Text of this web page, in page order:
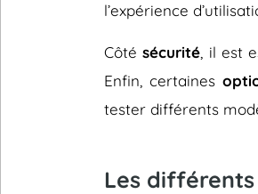
l’expérience
Côtésécurité , il est
Enfin, certaines
tester différents
Les